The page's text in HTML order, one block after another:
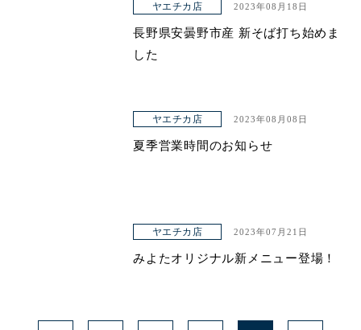
ヤエチカ店 2023年08月18日
長野県安曇野市産 新そば打ち始めま
した
ヤエチカ店 2023年08月08日
夏季営業時間のお知らせ
ヤエチカ店 2023年07月21日
みよたオリジナル新メニュー登場！